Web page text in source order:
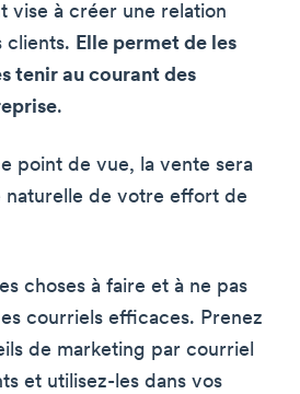
vise à créer une relation
clients. Elle permet de les
tenir au courant des
.
point de vue, la vente sera
naturelle de votre effort de
choses à faire et à ne pas
courriels efficaces. Prenez
de marketing par courriel
et utilisez-les dans vos